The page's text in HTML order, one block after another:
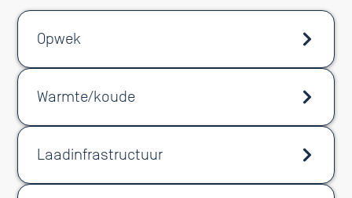
Opwek
Warmte/koude
Laadinfrastructuur